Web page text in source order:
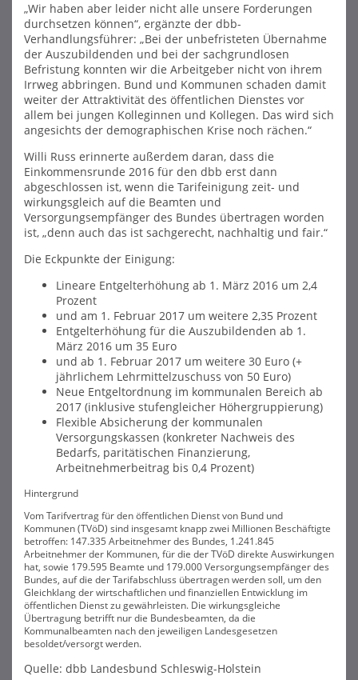
„Wir haben aber leider nicht alle unsere Forderungen
durchsetzen können“, ergänzte der dbb-
Verhandlungsführer: „Bei der unbefristeten Übernahme
der Auszubildenden und bei der sachgrundlosen
Befristung konnten wir die Arbeitgeber nicht von ihrem
Irrweg abbringen. Bund und Kommunen schaden damit
weiter der Attraktivität des öffentlichen Dienstes vor
allem bei jungen Kolleginnen und Kollegen. Das wird sich
angesichts der demographischen Krise noch rächen.“
Willi Russ erinnerte außerdem daran, dass die
Einkommensrunde 2016 für den dbb erst dann
abgeschlossen ist, wenn die Tarifeinigung zeit- und
wirkungsgleich auf die Beamten und
Versorgungsempfänger des Bundes übertragen worden
ist, „denn auch das ist sachgerecht, nachhaltig und fair.“
Die Eckpunkte der Einigung:
Lineare Entgelterhöhung ab 1. März 2016 um 2,4
Prozent
und am 1. Februar 2017 um weitere 2,35 Prozent
Entgelterhöhung für die Auszubildenden ab 1.
März 2016 um 35 Euro
und ab 1. Februar 2017 um weitere 30 Euro (+
jährlichem Lehrmittelzuschuss von 50 Euro)
Neue Entgeltordnung im kommunalen Bereich ab
2017 (inklusive stufengleicher Höhergruppierung)
Flexible Absicherung der kommunalen
Versorgungskassen (konkreter Nachweis des
Bedarfs, paritätischen Finanzierung,
Arbeitnehmerbeitrag bis 0,4 Prozent)
Hintergrund
Vom Tarifvertrag für den öffentlichen Dienst von Bund und
Kommunen (TVöD) sind insgesamt knapp zwei Millionen Beschäftigte
betroffen: 147.335 Arbeitnehmer des Bundes, 1.241.845
Arbeitnehmer der Kommunen, für die der TVöD direkte Auswirkungen
hat, sowie 179.595 Beamte und 179.000 Versorgungsempfänger des
Bundes, auf die der Tarifabschluss übertragen werden soll, um den
Gleichklang der wirtschaftlichen und finanziellen Entwicklung im
öffentlichen Dienst zu gewährleisten. Die wirkungsgleiche
Übertragung betrifft nur die Bundesbeamten, da die
Kommunalbeamten nach den jeweiligen Landesgesetzen
besoldet/versorgt werden.
Quelle: dbb Landesbund Schleswig-Holstein